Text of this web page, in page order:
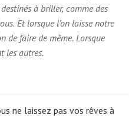
à briller, comme des
Et lorsque l’on laisse notre
de faire de même. Lorsque
les autres.
ne laissez pas vos rêves à